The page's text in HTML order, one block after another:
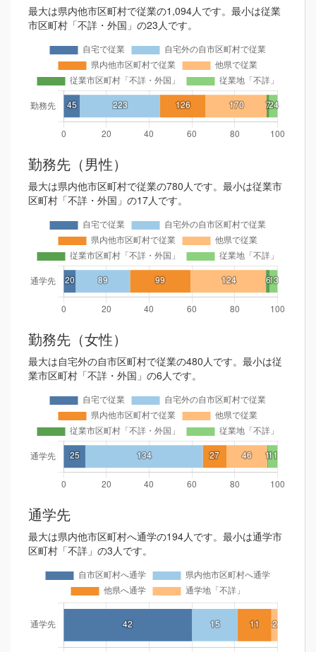
最大は県内他市区町村で従業の1,094人です。最小は従業
市区町村「不詳・外国」の23人です。
勤務先（男性）
最大は県内他市区町村で従業の780人です。最小は従業市
区町村「不詳・外国」の17人です。
勤務先（女性）
最大は自宅外の自市区町村で従業の480人です。最小は従
業市区町村「不詳・外国」の6人です。
通学先
最大は県内他市区町村へ通学の194人です。最小は通学市
区町村「不詳」の3人です。